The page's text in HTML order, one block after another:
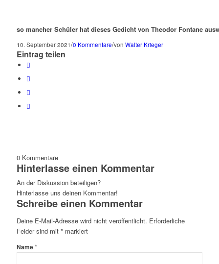
so mancher Schüler hat dieses Gedicht von Theodor Fontane
10. September 2021/0 Kommentare/von Walter Krieger
Eintrag teilen
0 Kommentare
Hinterlasse einen Kommentar
An der Diskussion beteiligen?
Hinterlasse uns deinen Kommentar!
Schreibe einen Kommentar
Deine E-Mail-Adresse wird nicht veröffentlicht. Erforderliche
Felder sind mit *markiert
Name*